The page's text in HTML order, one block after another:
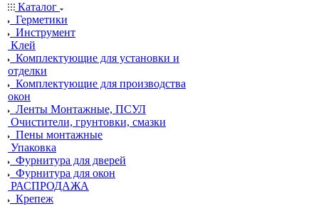
Каталог
Герметики
Инструмент
Клей
Комплектующие для установки и
отделки
Комплектующие для производства
окон
Ленты Монтажные, ПСУЛ
Очистители, грунтовки, смазки
Пены монтажные
Упаковка
Фурнитура для дверей
Фурнитура для окон
РАСПРОДАЖА
Крепеж